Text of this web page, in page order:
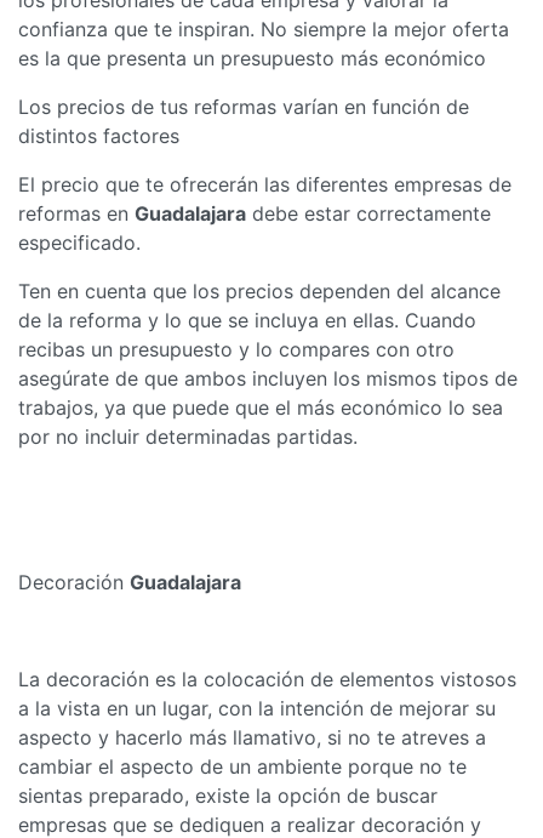
confianza que te inspiran. No siempre la mejor oferta
es la que presenta un presupuesto más económico
Los precios de tus reformas varían en función de
distintos factores
El precio que te ofrecerán las diferentes empresas de
reformas en Guadalajara debe estar correctamente
especificado.
Ten en cuenta que los precios dependen del alcance
de la reforma y lo que se incluya en ellas. Cuando
recibas un presupuesto y lo compares con otro
asegúrate de que ambos incluyen los mismos tipos de
trabajos, ya que puede que el más económico lo sea
por no incluir determinadas partidas.
Decoración Guadalajara
La decoración es la colocación de elementos vistosos
a la vista en un lugar, con la intención de mejorar su
aspecto y hacerlo más llamativo, si no te atreves a
cambiar el aspecto de un ambiente porque no te
sientas preparado, existe la opción de buscar
empresas que se dediquen a realizar decoración y